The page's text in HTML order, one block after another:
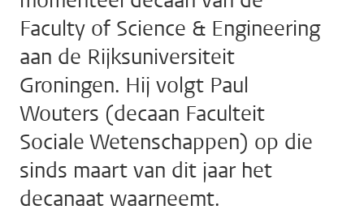
Faculty of Science & Engineering
aan de Rijksuniversiteit
Groningen. Hij volgt Paul
Wouters (decaan Faculteit
Sociale Wetenschappen) op die
sinds maart van dit jaar het
decanaat waarneemt.